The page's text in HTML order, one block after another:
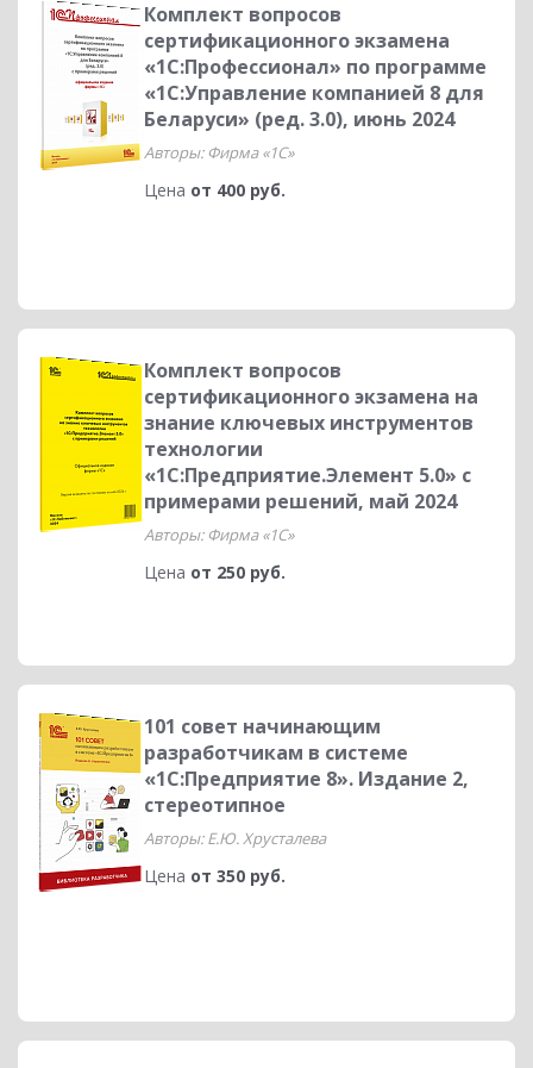
Комплект вопросов
сертификационного экзамена
«1С:Профессионал» по программе
«1С:Управление компанией 8 для
Беларуси» (ред. 3.0), июнь 2024
Авторы: Фирма «1С»
Цена от 400 руб.
Комплект вопросов
сертификационного экзамена на
знание ключевых инструментов
технологии
«1С:Предприятие.Элемент 5.0» с
примерами решений, май 2024
Авторы: Фирма «1С»
Цена от 250 руб.
101 совет начинающим
разработчикам в системе
«1С:Предприятие 8». Издание 2,
стереотипное
Авторы: Е.Ю. Хрусталева
Цена от 350 руб.